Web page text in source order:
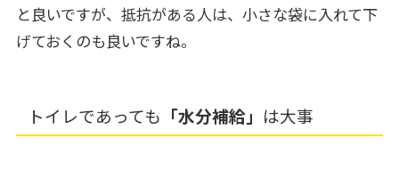
と良いですが、抵抗がある人は、小さな袋に入れて下
げておくのも良いですね。
トイレであっても 「水分補給」 は大事